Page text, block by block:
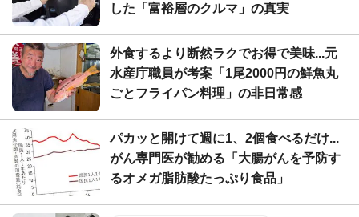
した「富裕層のクルマ」の真実
外食するより断然ラクでお得で美味...元
水産庁職員が考案「1尾2000円の鮮魚丸
ごとフライパン料理」の非日常感
パカッと開けて週に1、2個食べるだけ...
がん専門医が勧める「大腸がんを予防す
るオメガ脂肪酸たっぷり食品」